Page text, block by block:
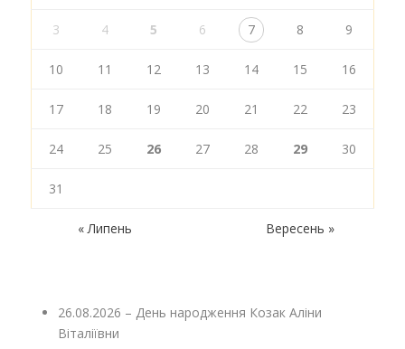
3 4 5 6 7 8 9
10 11 12 13 14 15 16
17 18 19 20 21 22 23
24 25 26 27 28 29 30
31
« Липень Вересень »
26.08.2026 – День народження Козак Аліни
Віталіївни